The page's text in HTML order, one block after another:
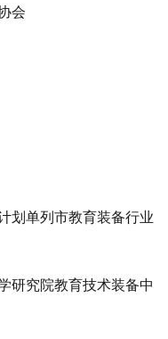
会
单列市教育装备行业
究院教育技术装备中